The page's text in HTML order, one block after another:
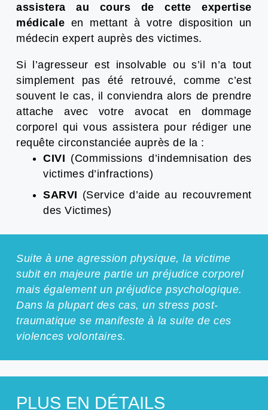
assistera au cours de cette expertise
médicale en mettant à votre disposition un
médecin expert auprès des victimes.
Si l’agresseur est insolvable ou s’il n’a tout
simplement pas été retrouvé, comme c’est
souvent le cas, il conviendra alors de prendre
attache avec votre avocat en dommage
corporel qui vous assistera pour rédiger une
requête circonstanciée auprès de la :
CIVI (Commissions d’indemnisation des
victimes d’infractions)
SARVI (Service d’aide au recouvrement
des Victimes)
Suite à une agression physique, la victime
subit en majeure partie un préjudice corporel
mais également un préjudice psychologique.
Dans la plupart des cas, un stress post-
traumatique se manifeste à la suite de ces
violences volontaires.
PLUS EN DÉTAILS